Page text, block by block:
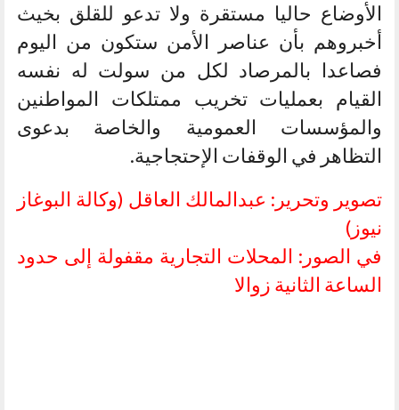
الأوضاع حاليا مستقرة ولا تدعو للقلق بخيث
أخبروهم بأن عناصر الأمن ستكون من اليوم
فصاعدا بالمرصاد لكل من سولت له نفسه
القيام بعمليات تخريب ممتلكات المواطنين
والمؤسسات العمومية والخاصة بدعوى
التظاهر في الوقفات الإحتجاجية.
تصوير وتحرير: عبدالمالك العاقل (وكالة البوغاز
نيوز)
في الصور: المحلات التجارية مقفولة إلى حدود
الساعة الثانية زوالا